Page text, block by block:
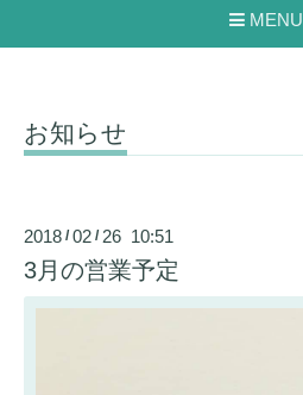
MENU
お知らせ
2018 /02 / 26 10:51
3月の営業予定